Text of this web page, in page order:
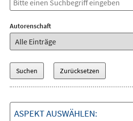
Autorenschaft
ASPEKT AUSWÄHLEN: